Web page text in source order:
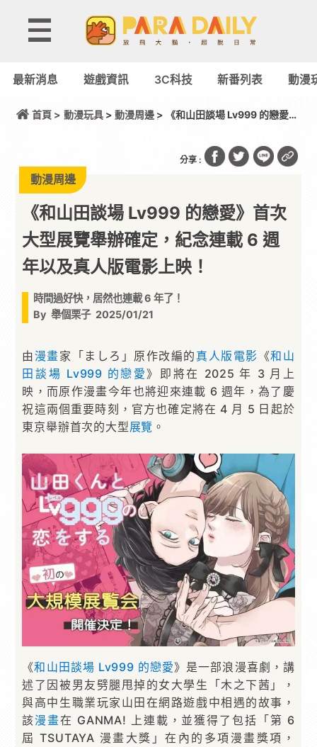
最新消息 遊戲資訊 3C科技 新番列表 動漫
首頁 > 動漫玩具> 動漫周邊> 《和山田談場 Lv999 的戀愛》
分享 :
動漫周邊
《和山田談場 Lv999 的戀愛》首次
大型展覽舉辦確定，紀念連載 6 週
年以及真人版電影上映！
時間過好快，居然也連載 6 年了！
By 舉個栗子 2025/01/21
由漫畫家「ましろ」原作改編的 真人版電影 《和山
田談場 Lv999 的戀愛》即將在 2025 年 3 月上
映，而原作漫畫今年也將迎來連載 6 週年，為了慶
祝這兩個重要時刻，官方也確定將在 4 月 5 日起於
東京舉辦首次的大型展覽 。
《和山田談場 Lv999 的戀愛》是一部浪漫喜劇，講
述了因被男友劈腿甩掉的女大學生「木之下茜」，
與高中生職業玩家山田在網路遊戲中相遇的故事，
該漫畫在 GANMA! 上連載，並獲得了包括「第 6
屆 TSUTAYA 漫畫大獎」在內的多項漫畫獎項，